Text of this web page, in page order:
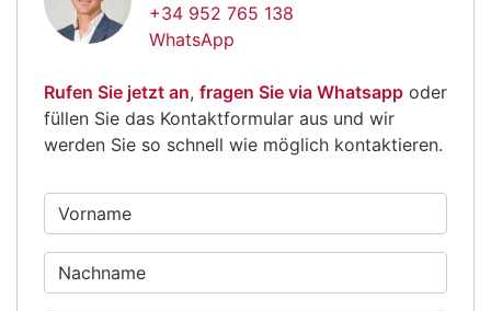
+34 952 765 138
WhatsApp
Rufen Sie jetzt an, fragen Sie via Whatsapp oder
füllen Sie das Kontaktformular aus und wir
werden Sie so schnell wie möglich kontaktieren.